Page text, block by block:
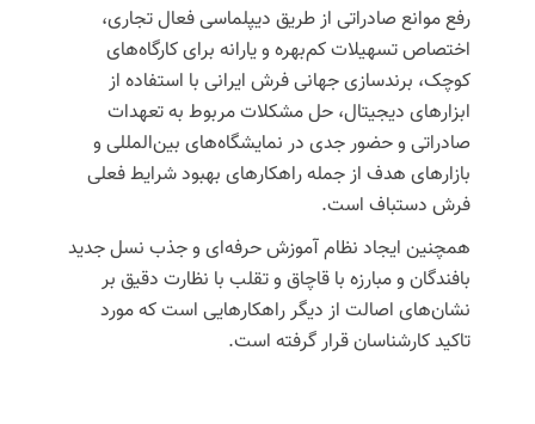
رفع موانع صادراتی از طریق دیپلماسی فعال تجاری،
اختصاص تسهیلات کم‌بهره و یارانه برای کارگاه‌های
کوچک، برندسازیجهانی فرش ایرانی با استفاده از
ابزارهای دیجیتال، حل مشکلات مربوط به تعهدات
صادراتی و حضور جدی در نمایشگاه‌های بین‌المللی و
بازارهای هدف از جمله راهکارهای بهبود شرایط فعلی
فرش دستباف است.
همچنین ایجاد نظام آموزش حرفه‌ای و جذب نسل جدید
بافندگان و مبارزه با قاچاق و تقلب با نظارت دقیق بر
نشان‌های اصالت از دیگر راهکارهایی است که مورد
تاکید کارشناسان قرار گرفته است.